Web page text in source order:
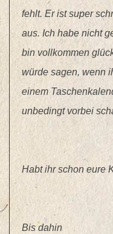
fehlt. Er ist super
aus. Ich habe nicht
bin vollkommen
würde sagen, wenn
einem
unbedingt vorbei
Habt ihr schon eure
Bis dahin